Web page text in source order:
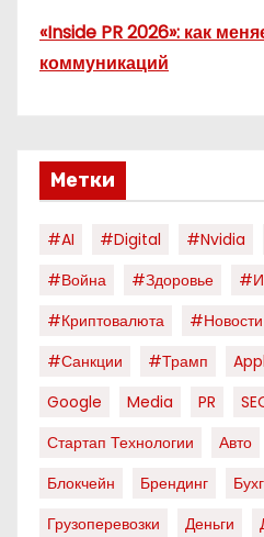
«Inside PR 2026»: как
коммуникаций
Метки
#AI #digital #nvidia
#война
#здоровье
#криптовалюта
#санкции
#трамп
Google
Media PR
Стартап Технологии
Авто
Блокчейн
Брендинг
Грузоперевозки
Деньги